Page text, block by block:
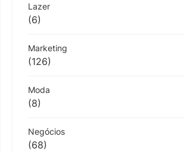
Lazer
(6)
Marketing
(126)
Moda
(8)
Negócios
(68)